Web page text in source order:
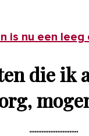
is nu een
die ik